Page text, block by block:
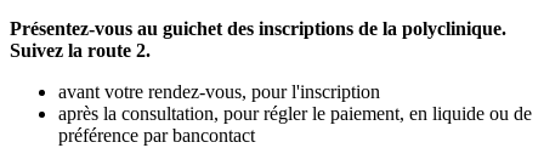
Présentez-vous au guichet des inscriptions de la polyclinique.
Suivez la route 2.
avant votre rendez-vous, pour l'inscription
après la consultation, pour régler le paiement, en liquide ou de
préférence par bancontact